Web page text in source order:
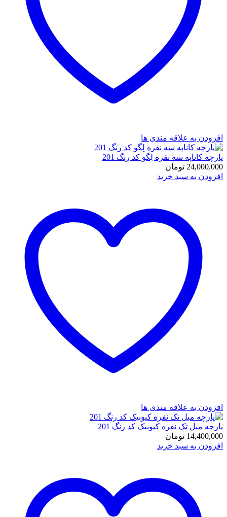
افزودن به علاقه مندی ها
پارچه کاناپه سه نفره لِگو کد رنگ 201
24,000,000 تومان
افزودن به سبد خرید
افزودن به علاقه مندی ها
پارچه مبل تک نفره کیوبیک کد رنگ 201
14,400,000 تومان
افزودن به سبد خرید